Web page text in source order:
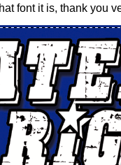
font it is, thank you